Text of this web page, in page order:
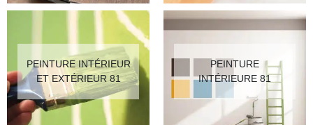
PEINTURE INTÉRIEUR
ET EXTÉRIEUR 81
PEINTURE
INTÉRIEURE 81